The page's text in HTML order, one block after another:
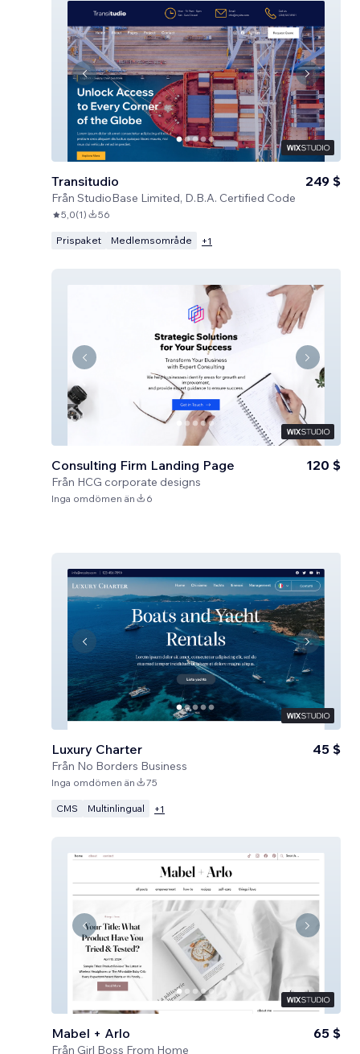
Transitudio
Från StudioBase Limited, D.B.A. Certified Code
249 $
5,0(1) 56
Prispaket Medlemsområde +1
Consulting Firm Landing Page
Från HCG corporate designs
120 $
Inga omdömen än 6
Luxury Charter
Från No Borders Business
45 $
Inga omdömen än 75
CMS Multinlingual +1
Mabel + Arlo
Från Girl Boss From Home
65 $